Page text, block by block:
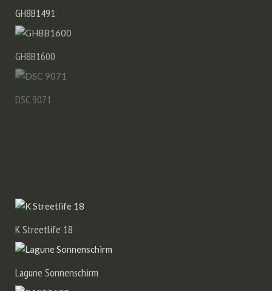
GH8B1491
GH8B1600
DSC 9071
K Streetlife 18
Lagune Sonnenschirm